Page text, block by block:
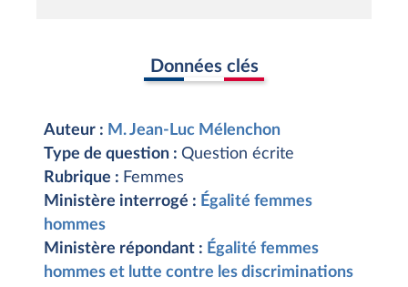
Données clés
Auteur : M. Jean-Luc Mélenchon
Type de question : Question écrite
Rubrique : Femmes
Ministère interrogé : Égalité femmes
hommes
Ministère répondant : Égalité femmes
hommes et lutte contre les discriminations